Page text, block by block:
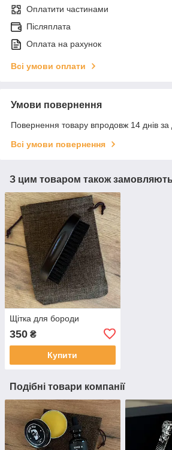
Оплатити частинами
Післяплата
Оплата на рахунок
Всі умови оплати
Умови повернення
Повернення товару впродовж 14 днів за
Всі умови повернення
З цим товаром також замовляють
Щітка для бороди
350 ₴
Купити
Подібні товари компанії